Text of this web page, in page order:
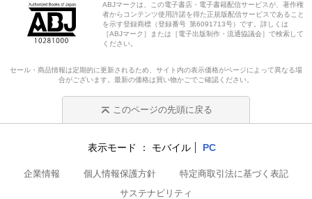
ABJマークは、この電子書店・電子書籍配信サービスが、著作権
者からコンテンツ使用許諾を得た正規版配信サービスであること
を示す登録商標（登録番号 第6091713号）です。詳しくは
［ABJマーク］または［電子出版制作・流通協議会］で検索して
ください。
セール・商品情報は定期的に更新されるため、サイト内の表示価格がページによって異なる場
合がございます。最新の価格は買い物かごでご確認ください。
このページの先頭に戻る
表示モード モバイル PC
企業情報 個人情報保護方針
特定商取引法に基づく表記
サステナビリティ